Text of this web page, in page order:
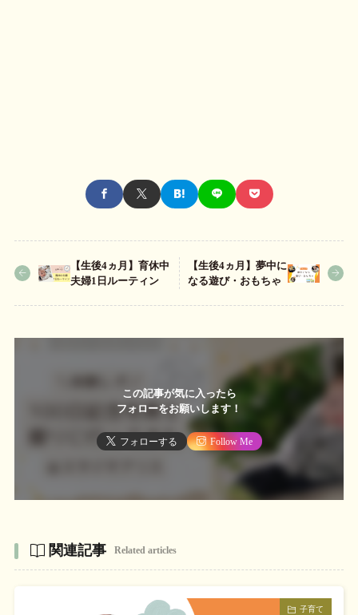
【生後4ヵ月】育休中
夫婦1日ルーティン
【生後4ヵ月】夢中に
なる遊び・おもちゃ
この記事が気に入ったら
フォローをお願いします！
フォローする Follow Me
関連記事 Related articles
子育て